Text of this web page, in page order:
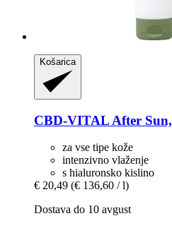
Košarica
CBD-VITAL After
za vse tipe kože
intenzivno vlaženje
s hialuronsko kislino
€ 20,49 (€ 136,60 / l)
Dostava do 10 avgust